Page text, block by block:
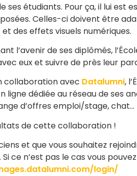
ses étudiants. Pour ça, il lui est
Celles-ci doivent être
des effets visuels numériques.
l’avenir de ses diplômés,
eux et suivre de près leur
collaboration avec Datalumni,
dédiée au réseau de ses
d’offres emploi/stage, chat…
de cette collaboration !
et que vous souhaitez
ce n’est pas le cas vous
login/